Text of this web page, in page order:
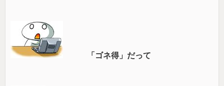
「ゴネ得」だって